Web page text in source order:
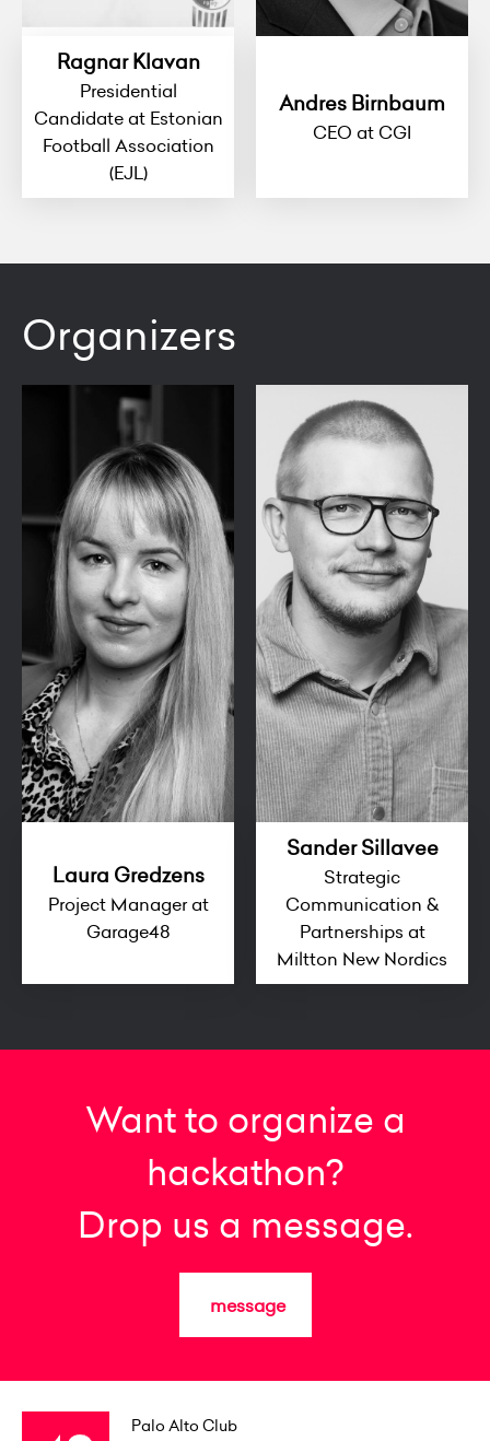
Ragnar Klavan
Presidential
Candidate at Estonian
Football Association
(EJL)
Andres Birnbaum
CEO at CGI
Organizers
Laura Gredzens
Project Manager at
Garage48
Sander Sillavee
Strategic
Communication &
Partnerships at
Miltton New Nordics
Want to organize a
hackathon?
Drop us a message.
message
Palo Alto Club